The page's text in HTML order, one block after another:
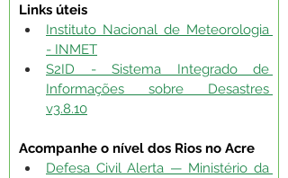
Links úteis
Instituto Nacional de Meteorologia
- INMET
S2ID - Sistema Integrado de
Informações sobre Desastres
v3.8.10
Acompanhe o nível dos Rios no Acre
Defesa Civil Alerta — Ministério da